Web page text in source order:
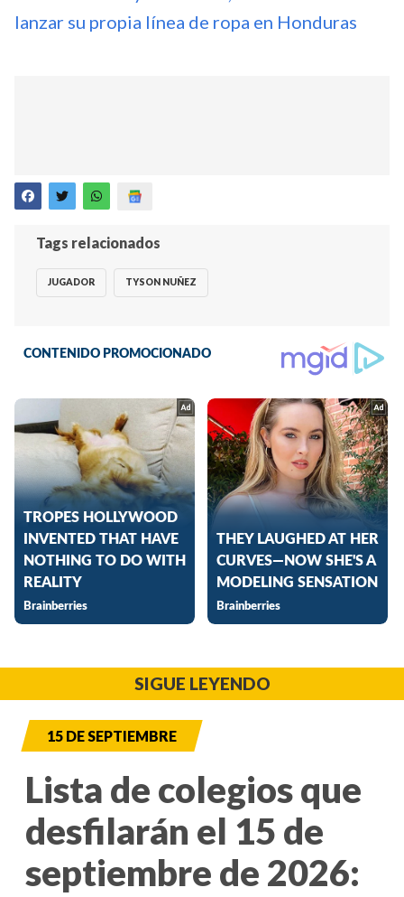
lanzar su propia línea de ropa en Honduras
Tags relacionados
JUGADOR TYSON NUÑEZ
SIGUE LEYENDO
15 DE SEPTIEMBRE
Lista de colegios que
desfilarán el 15 de
septiembre de 2026: